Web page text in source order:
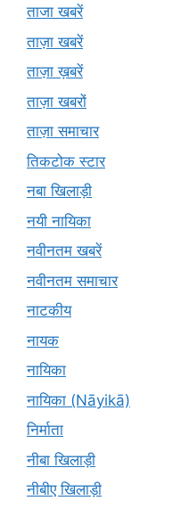
ताजा खबरें
ताज़ा खबरें
ताज़ा ख़बरें
ताज़ा खबरों
ताज़ा समाचार
तिकटोक स्टार
नबा खिलाड़ी
नयी नायिका
नवीनतम खबरें
नवीनतम समाचार
नाटकीय
नायक
नायिका
नायिका (Nāyikā)
निर्माता
नीबा खिलाड़ी
नीबीए खिलाड़ी